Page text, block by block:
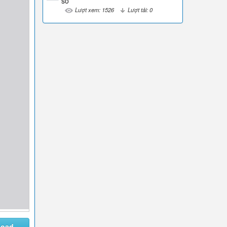
Lượt xem: 1526 Lượt tải: 0